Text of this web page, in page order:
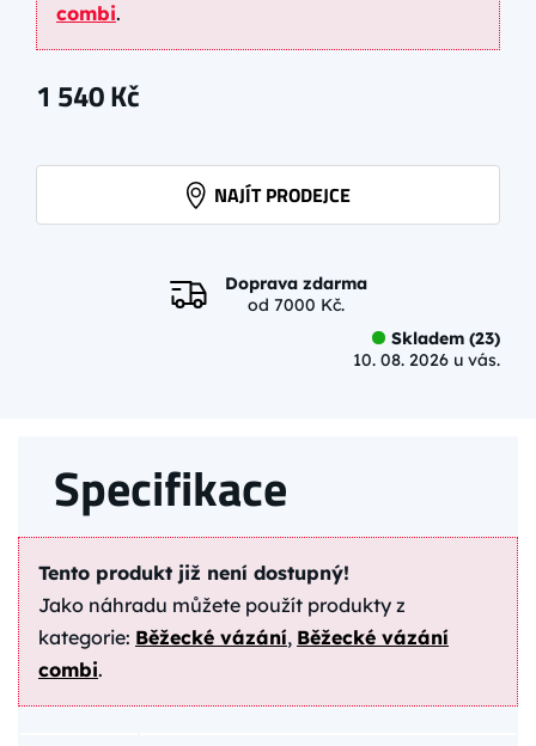
combi.
1 540Kč
NAJÍT PRODEJCE
Doprava zdarma
od 7000 Kč.
Skladem (23)
10. 08. 2026 u vás.
Specifikace
Tento produkt již není dostupný!
Jako náhradu můžete použít produkty z
kategorie: Běžecké vázání, Běžecké vázání
combi.